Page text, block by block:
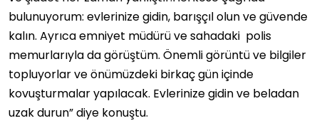
bulunuyorum: evlerinize gidin, barışçıl olun ve güvende
kalın. Ayrıca emniyet müdürü ve sahadaki polis
memurlarıyla da görüştüm. Önemli görüntü ve bilgiler
topluyorlar ve önümüzdeki birkaç gün içinde
kovuşturmalar yapılacak. Evlerinize gidin ve beladan
uzak durun” diye konuştu.